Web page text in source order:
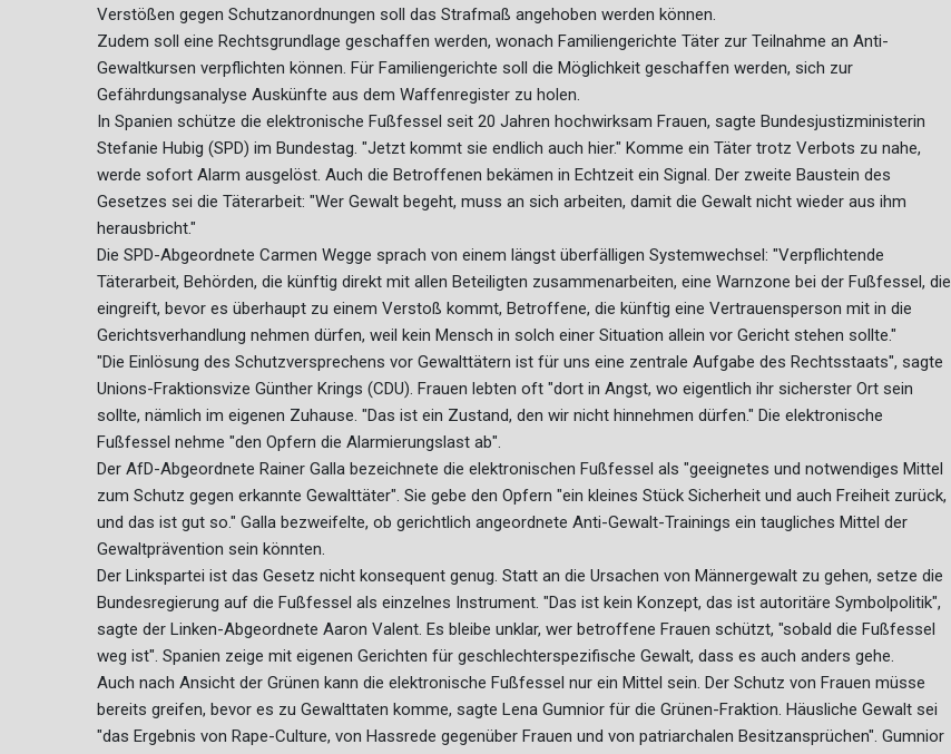
Verstößen gegen Schutzanordnungen soll das Strafmaß angehoben werden können.
Zudem soll eine Rechtsgrundlage geschaffen werden, wonach Familiengerichte Täter zur Teilnahme an Anti-
Gewaltkursen verpflichten können. Für Familiengerichte soll die Möglichkeit geschaffen werden, sich zur
Gefährdungsanalyse Auskünfte aus dem Waffenregister zu holen.
In Spanien schütze die elektronische Fußfessel seit 20 Jahren hochwirksam Frauen, sagte Bundesjustizministerin
Stefanie Hubig (SPD) im Bundestag. "Jetzt kommt sie endlich auch hier." Komme ein Täter trotz Verbots zu nahe,
werde sofort Alarm ausgelöst. Auch die Betroffenen bekämen in Echtzeit ein Signal. Der zweite Baustein des
Gesetzes sei die Täterarbeit: "Wer Gewalt begeht, muss an sich arbeiten, damit die Gewalt nicht wieder aus ihm
herausbricht."
Die SPD-Abgeordnete Carmen Wegge sprach von einem längst überfälligen Systemwechsel: "Verpflichtende
Täterarbeit, Behörden, die künftig direkt mit allen Beteiligten zusammenarbeiten, eine Warnzone bei der Fußfessel, die
eingreift, bevor es überhaupt zu einem Verstoß kommt, Betroffene, die künftig eine Vertrauensperson mit in die
Gerichtsverhandlung nehmen dürfen, weil kein Mensch in solch einer Situation allein vor Gericht stehen sollte."
"Die Einlösung des Schutzversprechens vor Gewalttätern ist für uns eine zentrale Aufgabe des Rechtsstaats", sagte
Unions-Fraktionsvize Günther Krings (CDU). Frauen lebten oft "dort in Angst, wo eigentlich ihr sicherster Ort sein
sollte, nämlich im eigenen Zuhause. "Das ist ein Zustand, den wir nicht hinnehmen dürfen." Die elektronische
Fußfessel nehme "den Opfern die Alarmierungslast ab".
Der AfD-Abgeordnete Rainer Galla bezeichnete die elektronischen Fußfessel als "geeignetes und notwendiges Mittel
zum Schutz gegen erkannte Gewalttäter". Sie gebe den Opfern "ein kleines Stück Sicherheit und auch Freiheit zurück,
und das ist gut so." Galla bezweifelte, ob gerichtlich angeordnete Anti-Gewalt-Trainings ein taugliches Mittel der
Gewaltprävention sein könnten.
Der Linkspartei ist das Gesetz nicht konsequent genug. Statt an die Ursachen von Männergewalt zu gehen, setze die
Bundesregierung auf die Fußfessel als einzelnes Instrument. "Das ist kein Konzept, das ist autoritäre Symbolpolitik",
sagte der Linken-Abgeordnete Aaron Valent. Es bleibe unklar, wer betroffene Frauen schützt, "sobald die Fußfessel
weg ist". Spanien zeige mit eigenen Gerichten für geschlechterspezifische Gewalt, dass es auch anders gehe.
Auch nach Ansicht der Grünen kann die elektronische Fußfessel nur ein Mittel sein. Der Schutz von Frauen müsse
bereits greifen, bevor es zu Gewalttaten komme, sagte Lena Gumnior für die Grünen-Fraktion. Häusliche Gewalt sei
"das Ergebnis von Rape-Culture, von Hassrede gegenüber Frauen und von patriarchalen Besitzansprüchen". Gumnior